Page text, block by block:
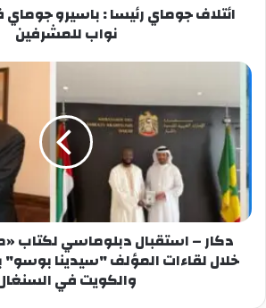
ائتلاف جوماي رئيسا : باسيرو
نواب للمشرفين
دكار – استقبال دبلوماسي لكتاب
خلال لقاءات المؤلف "سيدينا بوسو"
والكويت في